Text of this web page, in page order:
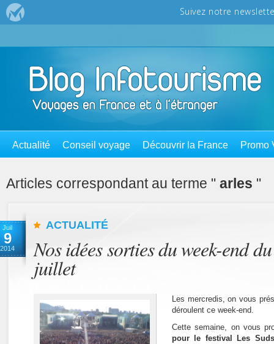
Actualité Conseil voyage Découvrir la France Promo
Articles correspondant au terme " arles "
Juil
9
2014
ACTUALITÉ
Nos idées sorties du week-end
juillet
Les mercredis, on vous
déroulent ce week-end.
Cette semaine, on vous
pour le festival Les